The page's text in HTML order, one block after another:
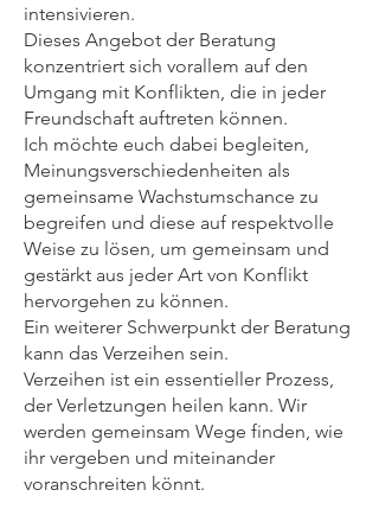
intensivieren.
Dieses Angebot der Beratung
konzentriert sich vorallem auf den
Umgang mit Konflikten, die in jeder
Freundschaft auftreten können.
Ich möchte euch dabei begleiten,
Meinungsverschiedenheiten als
gemeinsame Wachstumschance zu
begreifen und diese auf respektvolle
Weise zu lösen, um gemeinsam und
gestärkt aus jeder Art von Konflikt
hervorgehen zu können.
Ein weiterer Schwerpunkt der Beratung
kann das Verzeihen sein.
Verzeihen ist ein essentieller Prozess,
der Verletzungen heilen kann. Wir
werden gemeinsam Wege finden, wie
ihr vergeben und miteinander
voranschreiten könnt.